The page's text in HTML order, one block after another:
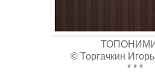
© Торгачкин
* * *